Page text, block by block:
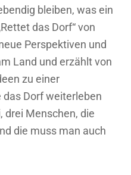
bleiben, was ein
das Dorf“ von
Perspektiven und
Land und erzählt von
zu einer
Dorf weiterleben
drei Menschen, die
die muss man auch